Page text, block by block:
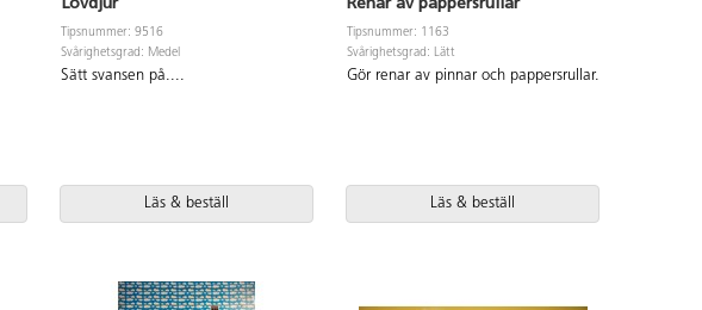
Tipsnummer: 9516
Svårighetsgrad: Medel
Sätt svansen på....
Läs & beställ
Tipsnummer: 1163
Svårighetsgrad: Lätt
Gör renar av pinnar och pappersrullar.
Läs & beställ